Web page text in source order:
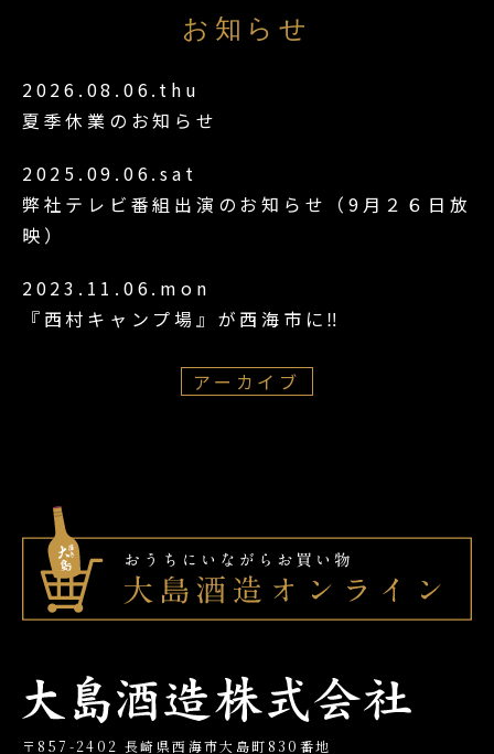
お知らせ
2026.08.06.thu
夏季休業のお知らせ
2025.09.06.sat
弊社テレビ番組出演のお知らせ（9月２６日放
映）
2023.11.06.mon
『西村キャンプ場』が西海市に‼
アーカイブ
〒857-2402 長崎県西海市大島町830番地